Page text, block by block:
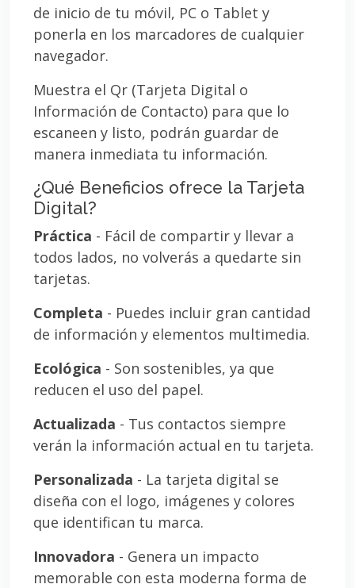
de inicio de tu móvil, PC o Tablet y
ponerla en los marcadores de cualquier
navegador.
Muestra el Qr (Tarjeta Digital o
Información de Contacto) para que lo
escaneen y listo, podrán guardar de
manera inmediata tu información.
¿Qué Beneficios ofrece la Tarjeta
Digital?
Práctica - Fácil de compartir y llevar a
todos lados, no volverás a quedarte sin
tarjetas.
Completa - Puedes incluir gran cantidad
de información y elementos multimedia.
Ecológica - Son sostenibles, ya que
reducen el uso del papel.
Actualizada - Tus contactos siempre
verán la información actual en tu tarjeta.
Personalizada - La tarjeta digital se
diseña con el logo, imágenes y colores
que identifican tu marca.
Innovadora - Genera un impacto
memorable con esta moderna forma de